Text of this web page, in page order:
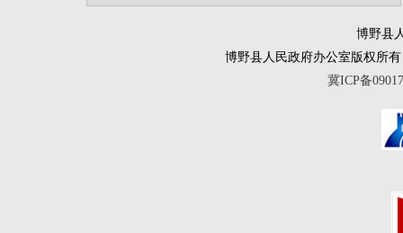
博野县
博野县人民政府办公室版权所有
冀ICP备